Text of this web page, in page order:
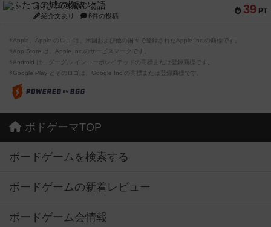
39 PT
ふたつの城の物語
紹介文あり 6件の投稿
※Apple、Apple のロゴ は、米国および他の国々で登録されたApple Inc.の商標です。
※App Store は、Apple Inc.のサービスマークです。
※Android は、グーグル インコーポレイテッドの商標または登録商標です。
※Google Play とそのロゴは、Google Inc.の商標または登録商標です。
ボドゲーマTOP
ボードゲームを検索する
ボードゲームの新着レビュー
ボードゲーム会情報